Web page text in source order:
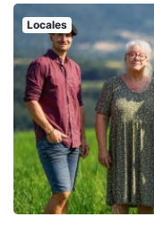
Locales